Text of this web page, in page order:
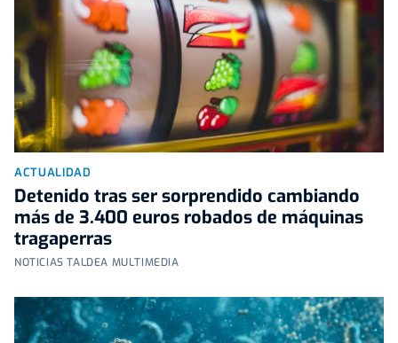
ACTUALIDAD
Detenido tras ser sorprendido cambiando
más de 3.400 euros robados de máquinas
tragaperras
NOTICIAS TALDEA MULTIMEDIA